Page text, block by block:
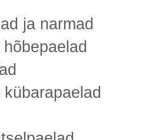
ja narmad